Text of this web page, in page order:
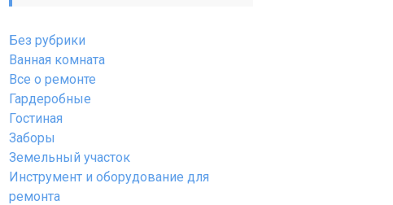
Без рубрики
Ванная комната
Все о ремонте
Гардеробные
Гостиная
Заборы
Земельный участок
Инструмент и оборудование для
ремонта